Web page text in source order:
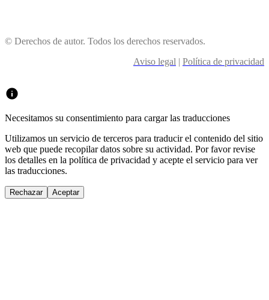
© Derechos de autor. Todos los derechos reservados.
Aviso legal | Política de privacidad
Necesitamos su consentimiento para cargar las traducciones
Utilizamos un servicio de terceros para traducir el contenido del sitio
web que puede recopilar datos sobre su actividad. Por favor revise
los detalles en la política de privacidad y acepte el servicio para ver
las traducciones.
Rechazar Aceptar